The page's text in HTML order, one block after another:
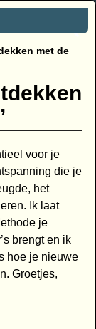
met de
voor je
die je
het
Ik laat
je
brengt en ik
hoe je nieuwe
Groetjes,